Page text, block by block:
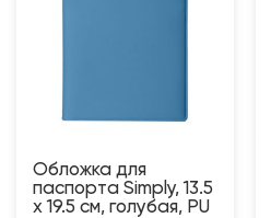
Обложка для
паспорта Simply, 13.5
х 19.5 см, голубая, PU